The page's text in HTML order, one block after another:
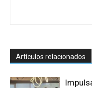
Artículos relacionados